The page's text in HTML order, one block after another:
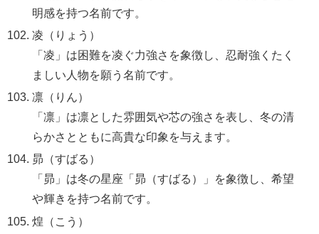
明感を持つ名前です。
凌（りょう）
「凌」は困難を凌ぐ力強さを象徴し、忍耐強くたく
ましい人物を願う名前です。
凛（りん）
「凛」は凛とした雰囲気や芯の強さを表し、冬の清
らかさとともに高貴な印象を与えます。
昴（すばる）
「昴」は冬の星座「昴（すばる）」を象徴し、希望
や輝きを持つ名前です。
煌（こう）